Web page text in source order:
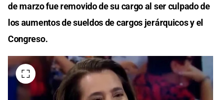
de marzo fue removido de su cargo al ser culpado de
los aumentos de sueldos de cargos jerárquicos y el
Congreso.